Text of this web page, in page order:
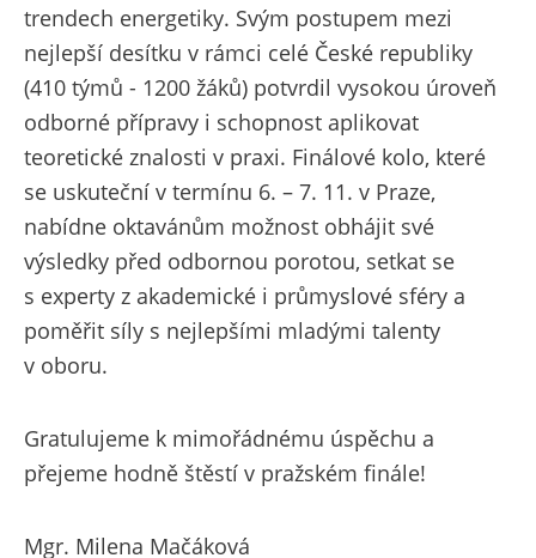
trendech energetiky. Svým postupem mezi
nejlepší desítku v rámci celé České republiky
(410 týmů - 1200 žáků) potvrdil vysokou úroveň
odborné přípravy i schopnost aplikovat
teoretické znalosti v praxi. Finálové kolo, které
se uskuteční v termínu 6. – 7. 11. v Praze,
nabídne oktavánům možnost obhájit své
výsledky před odbornou porotou, setkat se
s experty z akademické i průmyslové sféry a
poměřit síly s nejlepšími mladými talenty
v oboru.
Gratulujeme k mimořádnému úspěchu a
přejeme hodně štěstí v pražském finále!
Mgr. Milena Mačáková